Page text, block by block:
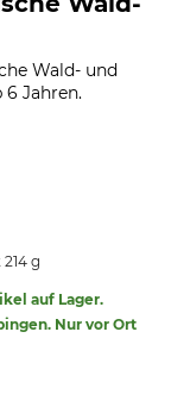
Wald- und
Jahren.
g
auf Lager.
Nur vor Ort